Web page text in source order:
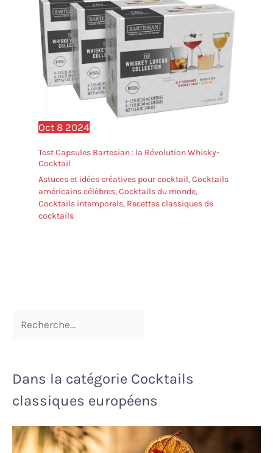
de la Fête des Mères ou de
la Fête des Pères, et bien
d'autres événements
Oct 8 2024
Test Capsules Bartesian : la Révolution Whisky-
Cocktail
Astuces et idées créatives pour cocktail,Cocktails
américains célèbres,Cocktails du monde,
Cocktails intemporels, Recettes classiques de
cocktails
Dans la catégorie Cocktails
classiques européens